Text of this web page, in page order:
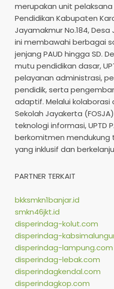
merupakan unit
Pendidikan Kabupaten
Jayamakmur No.184,
ini membawahi berbagai
jenjang PAUD hingga SD.
mutu pendidikan dasar,
pelayanan administrasi,
pendidik, serta
adaptif. Melalui
Sekolah Jayakerta
teknologi informasi, UPTD
berkomitmen mendukung
yang inklusif dan
PARTNER TERKAIT
bkksmkn1banjar.id
smkn46jkt.id
disperindag-kolut.com
disperindag-
disperindag-lampung.com
disperindag-lebak.com
disperindagkendal.com
disperindagkop.com